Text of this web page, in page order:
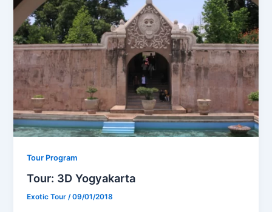
Tour Program
Tour: 3D Yogyakarta
Exotic Tour/09/01/2018